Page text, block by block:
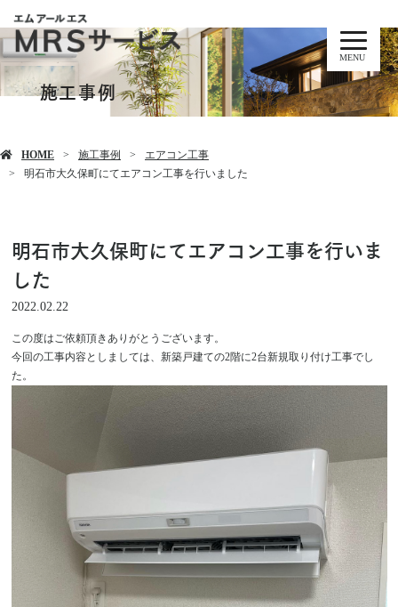
MENU
施工事例
HOME 施工事例
エアコン工事
明石市大久保町にてエアコン工事を行いました
明石市大久保町にてエアコン工事を行いま
した
2022.02.22
この度はご依頼頂きありがとうございます。
今回の工事内容としましては、新築戸建ての2階に2台新規取り付け工事でし
た。